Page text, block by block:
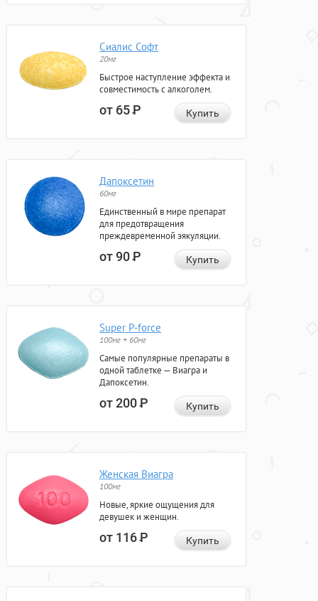
Сиалис Софт
20мг
Быстрое наступление эффекта и
совместимость с алкоголем.
от 65Р Купить
Дапоксетин
60мг
Единственный в мире препарат
для предотвращения
преждевременной эякуляции.
от 90Р Купить
Super P-force
100мг + 60мг
Самые популярные препараты в
одной таблетке — Виагра и
Дапоксетин.
от 200Р Купить
Женская Виагра
100мг
Новые, яркие ощущения для
девушек и женщин.
от 116Р Купить